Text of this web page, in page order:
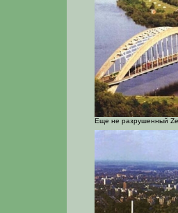
Еще не разрушенный